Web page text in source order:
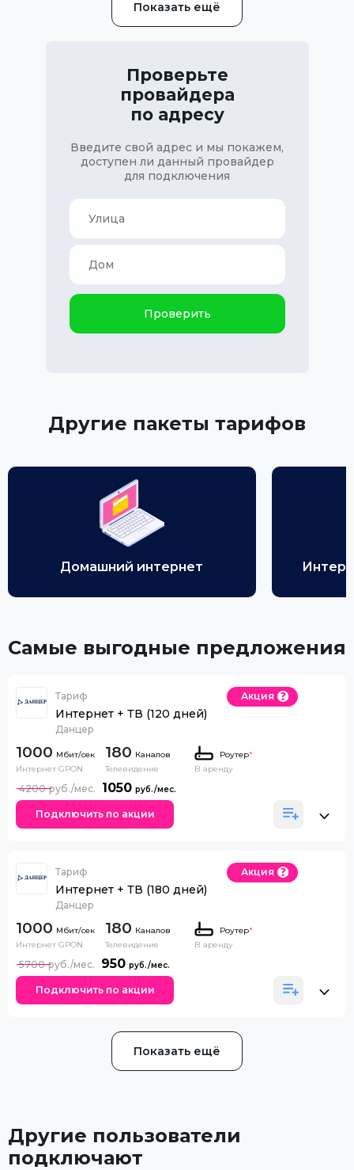
Показать ещё
Проверьте
провайдера
по адресу
Введите свой адрес и мы покажем,
доступен ли данный провайдер
для подключения
Проверить
Другие пакеты тарифов
Домашний интернет
Самые выгодные предложения
Тариф
Интернет + ТВ (120 дней)
Данцер
Акция
1000
Интернет GPON
180 Каналов
Телевидение
Роутер*
В аренду
1050
4200
Подключить по акции
Тариф
Интернет + ТВ (180 дней)
Данцер
Акция
1000
Интернет GPON
180 Каналов
Телевидение
Роутер*
В аренду
950
5700
Подключить по акции
Показать ещё
Другие пользователи
подключают